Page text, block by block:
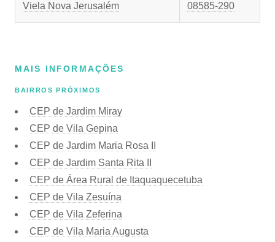
Viela Nova Jerusalém 08585-290
MAIS INFORMAÇÕES
BAIRROS PRÓXIMOS
CEP de Jardim Miray
CEP de Vila Gepina
CEP de Jardim Maria Rosa II
CEP de Jardim Santa Rita II
CEP de Área Rural de Itaquaquecetuba
CEP de Vila Zesuína
CEP de Vila Zeferina
CEP de Vila Maria Augusta